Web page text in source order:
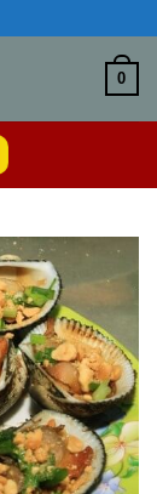
BIÊN HÒA
0